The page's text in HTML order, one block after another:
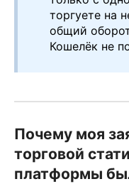
торгуете на
общий
Кошелёк не
Почему моя
торговой
платформы